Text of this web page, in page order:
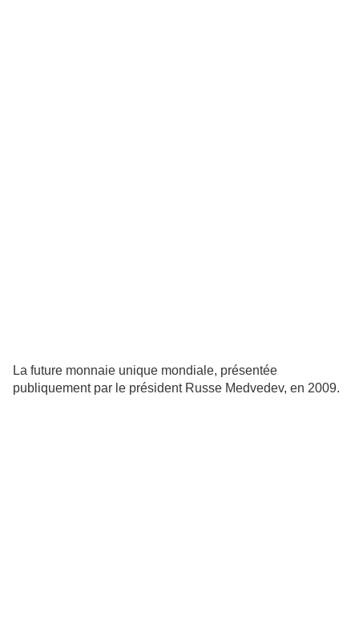
La future monnaie unique mondiale, présentée
publiquement par le président Russe Medvedev, en 2009.